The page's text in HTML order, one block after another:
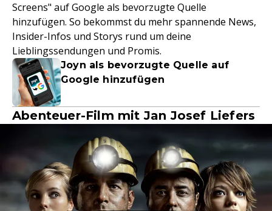
Screens" auf Google als bevorzugte Quelle
hinzufügen. So bekommst du mehr spannende News,
Insider-Infos und Storys rund um deine
Lieblingssendungen und Promis.
Joyn als bevorzugte Quelle auf
Google hinzufügen
Abenteuer-Film mit Jan Josef Liefers